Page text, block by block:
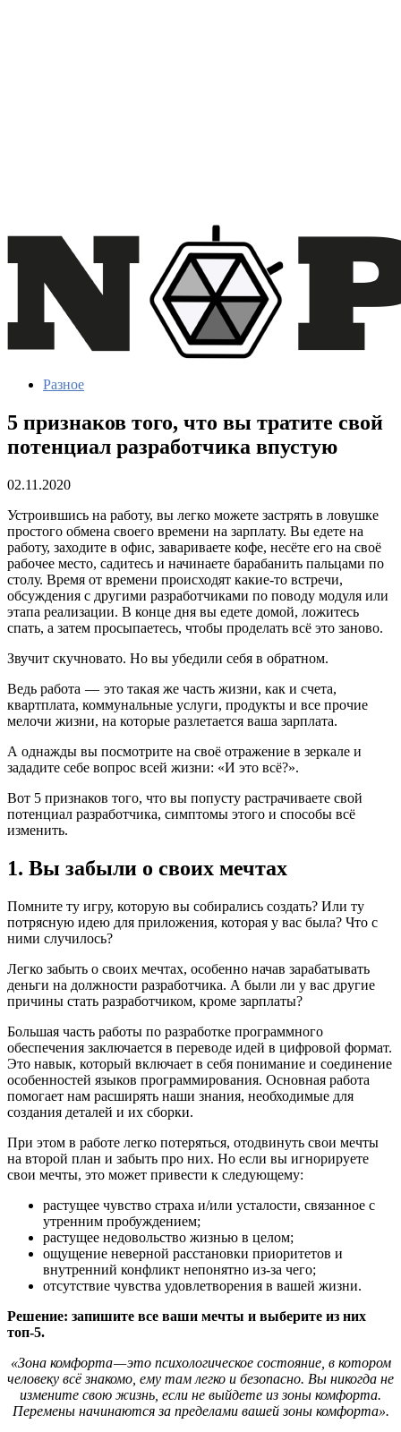
Разное
5 признаков того, что вы тратите свой
потенциал разработчика впустую
02.11.2020
Устроившись на работу, вы легко можете застрять в ловушке
простого обмена своего времени на зарплату. Вы едете на
работу, заходите в офис, завариваете кофе, несёте его на своё
рабочее место, садитесь и начинаете барабанить пальцами по
столу. Время от времени происходят какие-то встречи,
обсуждения с другими разработчиками по поводу модуля или
этапа реализации. В конце дня вы едете домой, ложитесь
спать, а затем просыпаетесь, чтобы проделать всё это заново.
Звучит скучновато. Но вы убедили себя в обратном.
Ведь работа — это такая же часть жизни, как и счета,
квартплата, коммунальные услуги, продукты и все прочие
мелочи жизни, на которые разлетается ваша зарплата.
А однажды вы посмотрите на своё отражение в зеркале и
зададите себе вопрос всей жизни: «И это всё?».
Вот 5 признаков того, что вы попусту растрачиваете свой
потенциал разработчика, симптомы этого и способы всё
изменить.
1. Вы забыли о своих мечтах
Помните ту игру, которую вы собирались создать? Или ту
потрясную идею для приложения, которая у вас была? Что с
ними случилось?
Легко забыть о своих мечтах, особенно начав зарабатывать
деньги на должности разработчика. А были ли у вас другие
причины стать разработчиком, кроме зарплаты?
Большая часть работы по разработке программного
обеспечения заключается в переводе идей в цифровой формат.
Это навык, который включает в себя понимание и соединение
особенностей языков программирования. Основная работа
помогает нам расширять наши знания, необходимые для
создания деталей и их сборки.
При этом в работе легко потеряться, отодвинуть свои мечты
на второй план и забыть про них. Но если вы игнорируете
свои мечты, это может привести к следующему:
растущее чувство страха и/или усталости, связанное с
утренним пробуждением;
растущее недовольство жизнью в целом;
ощущение неверной расстановки приоритетов и
внутренний конфликт непонятно из-за чего;
отсутствие чувства удовлетворения в вашей жизни.
Решение: запишите все ваши мечты и выберите из них
топ-5.
«Зона комфорта — это психологическое состояние, в котором
человеку всё знакомо, ему там легко и безопасно. Вы никогда не
измените свою жизнь, если не выйдете из зоны комфорта.
Перемены начинаются за пределами вашей зоны комфорта».